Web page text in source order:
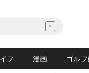
フ 漫画 ゴル